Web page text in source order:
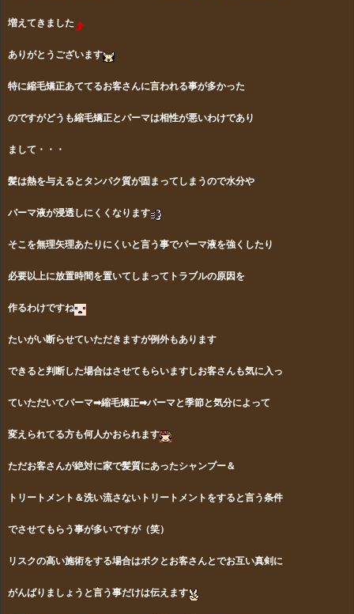
増えてきました
ありがとうございます
特に縮毛矯正あててるお客さんに言われる事が多かった
のですがどうも縮毛矯正とパーマは相性が悪いわけであり
まして・・・
髪は熱を与えるとタンパク質が固まってしまうので水分や
パーマ液が浸透しにくくなります
そこを無理矢理あたりにくいと言う事でパーマ液を強くしたり
必要以上に放置時間を置いてしまってトラブルの原因を
作るわけですね
たいがい断らせていただきますが例外もあります
できると判断した場合はさせてもらいますしお客さんも気に入っ
ていただいてパーマ➡縮毛矯正➡パーマと季節と気分によって
変えられてる方も何人かおられます
ただお客さんが絶対に家で髪質にあったシャンプー＆
トリートメント ＆洗い流さないトリートメントをすると言う条件
でさせて もらう事が多いですが（笑）
リスクの高い施術をする場合はボクとお客さんとでお互い真剣に
がんばりましょうと言う事だけは伝えます